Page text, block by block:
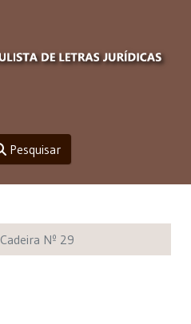
Pesquisar
Cadeira Nº 29